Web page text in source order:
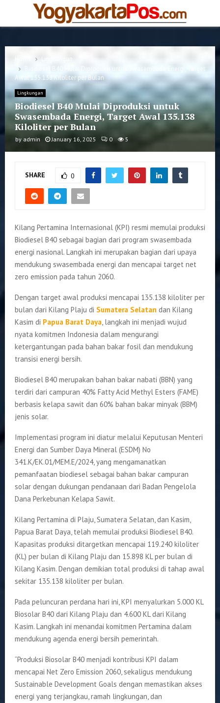
PRIMARY
Lingkungan
Biodiesel B40 Mulai Diproduksi untuk Swasembada Energi, Target
Awal 135.138 Kiloliter per Bulan
Lingkungan
Biodiesel B40 Mulai Diproduksi untuk
Swasembada Energi, Target Awal 135.138
Kiloliter per Bulan
by admin January 16, 2025 0 5
SHARE 0
Kilang Pertamina Internasional (KPI) resmi memulai produksi
Biodiesel B40 sebagai bagian dari program swasembada
energi nasional. Langkah ini merupakan bagian dari upaya
mendukung swasembada energi dan mencapai target net
zero emission pada tahun 2060.
Dengan target awal produksi mencapai 135.138 kiloliter per
bulan dari Kilang Plaju di Sumatera Selatan dan Kilang
Kasim di Papua Barat Daya , langkah ini menjadi wujud
nyata komitmen Indonesia dalam mengurangi
ketergantungan pada bahan bakar fosil dan mendukung
transisi energi bersih.
Biodiesel B40 merupakan bahan bakar nabati (BBN) yang
terdiri dari campuran 40% Fatty Acid Methyl Esters (FAME)
berbasis kelapa sawit dan 60% bahan bakar minyak (BBM)
jenis solar.
Implementasi program ini diatur melalui Keputusan Menteri
Energi dan Sumber Daya Mineral (ESDM) No
341.K/EK.01/MEM.E/2024, yang mengamanatkan
pemanfaatan biodiesel sebagai bahan bakar campuran
solar dengan dukungan pendanaan dari Badan Pengelola
Dana Perkebunan Kelapa Sawit.
Kilang Pertamina di Plaju, Sumatera Selatan, dan Kasim,
Papua Barat Daya, telah memulai produksi Biodiesel B40.
Kapasitas produksi ditargetkan mencapai 119.240 kiloliter
(KL) per bulan di Kilang Plaju dan 15.898 KL per bulan di
Kilang Kasim. Dengan demikian total produksi di tahap awal
sekitar 135.138 kiloliter per bulan.
Pada peluncuran perdana hari ini, KPI menyalurkan 5.000 KL
Biosolar B40 dari Kilang Plaju dan 4.600 KL dari Kilang
Kasim. Langkah ini menandai komitmen Pertamina dalam
mendukung agenda energi bersih pemerintah.
“Produksi Biosolar B40 menjadi kontribusi KPI dalam
mencapai Net Zero Emission 2060, sekaligus mendukung
Sustainable Development Goals dengan memastikan akses
energi yang terjangkau, ramah lingkungan, dan